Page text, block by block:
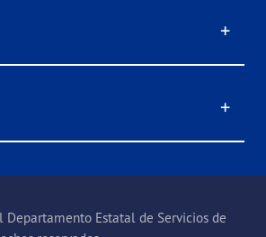
Departamento Estatal de Servicios de